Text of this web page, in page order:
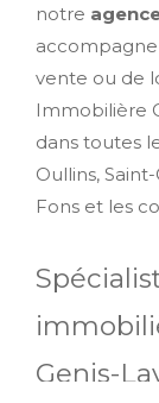
notre
vente ou de
Immobilière
dans toutes
Oullins,
Fons et les
Genis-